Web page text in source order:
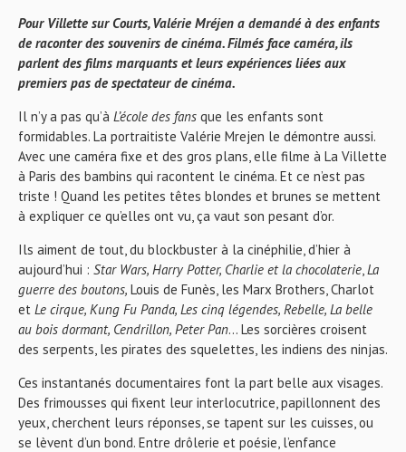
Pour Villette sur Courts, Valérie Mréjen a demandé à des enfants
de raconter des souvenirs de cinéma. Filmés face caméra, ils
parlent des films marquants et leurs expériences liées aux
premiers pas de spectateur de cinéma.
Il n’y a pas qu’à L’école des fans que les enfants sont
formidables. La portraitiste Valérie Mrejen le démontre aussi.
Avec une caméra fixe et des gros plans, elle filme à La Villette
à Paris des bambins qui racontent le cinéma. Et ce n’est pas
triste ! Quand les petites têtes blondes et brunes se mettent
à expliquer ce qu’elles ont vu, ça vaut son pesant d’or.
Ils aiment de tout, du blockbuster à la cinéphilie, d’hier à
aujourd’hui : Star Wars, Harry Potter, Charlie et la chocolaterie,La
guerre des boutons, Louis de Funès, les Marx Brothers, Charlot
et Le cirque, Kung Fu Panda, Les cinq légendes, Rebelle, La belle
au bois dormant, Cendrillon, Peter Pan… Les sorcières croisent
des serpents, les pirates des squelettes, les indiens des ninjas.
Ces instantanés documentaires font la part belle aux visages.
Des frimousses qui fixent leur interlocutrice, papillonnent des
yeux, cherchent leurs réponses, se tapent sur les cuisses, ou
se lèvent d’un bond. Entre drôlerie et poésie, l’enfance